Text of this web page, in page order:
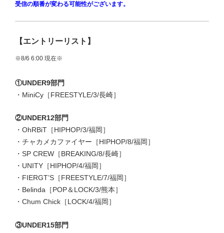
受信の順番が変わる可能性がございます。
【エントリーリスト】
※8/6 6:00 現在※
①UNDER9部門
・MiniCy［FREESTYLE/3/長崎］
②UNDER12部門
・OhRBiT［HIPHOP/3/福岡］
・チャカメカファイヤー［HIPHOP/8/福岡］
・SP CREW［BREAKING/8/長崎］
・UNITY［HIPHOP/4/福岡］
・FIERGT’S［FREESTYLE/7/福岡］
・Belinda［POP＆LOCK/3/熊本］
・Chum Chick［LOCK/4/福岡］
③UNDER15部門